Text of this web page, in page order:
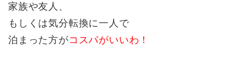
家族や友人、
もしくは気分転換に一人で
泊まった方がコスパがいいわ！